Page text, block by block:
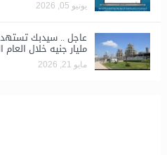
يونيو 05, 2026
مليار جنيه خلال العام
مايو 21, 2026